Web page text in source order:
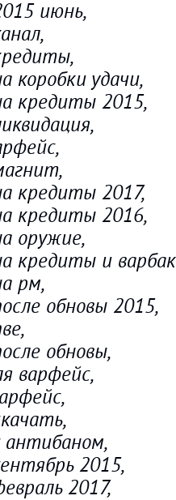
июнь,
коробки удачи,
кредиты 2015,
кредиты 2017,
кредиты 2016,
оружие,
кредиты и
рм,
обновы 2015,
обновы,
варфейс,
антибаном,
2015,
2017,